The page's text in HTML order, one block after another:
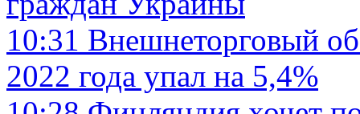
10:31 Внешнеторговый
2022 года упал на 5,4%